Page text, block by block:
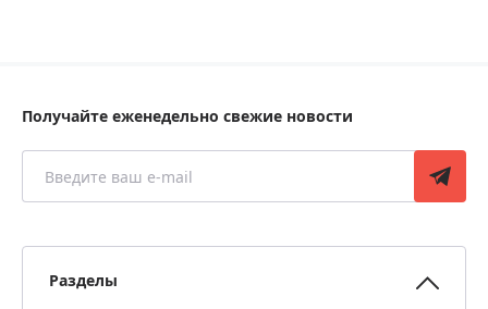
Получайте еженедельно свежие новости
Разделы